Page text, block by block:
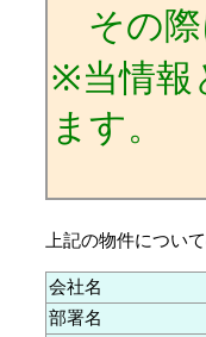
その際
※当情報
ます。
上記の物件につい
会社名
部署名